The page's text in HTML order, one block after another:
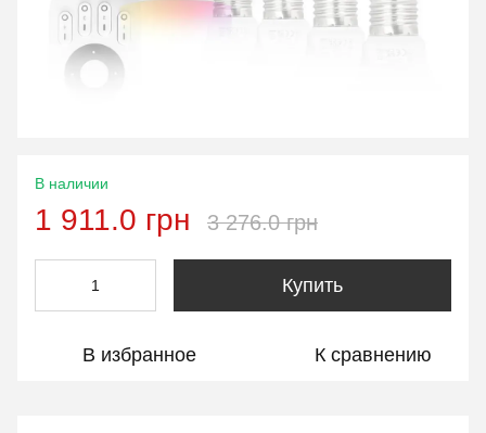
В наличии
1 911.0 грн 3 276.0 грн
Купить
В избранное К сравнению